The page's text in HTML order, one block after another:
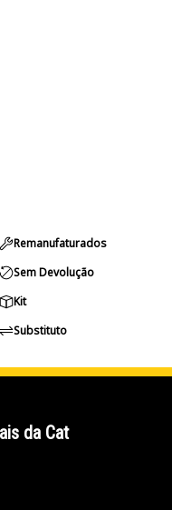
Remanufaturados
Sem Devolução
Kit
Substituto
da Cat